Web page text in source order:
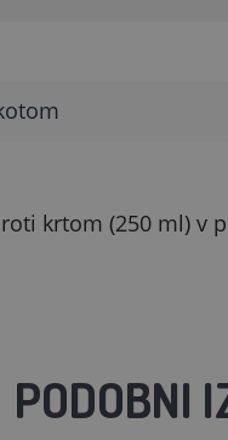
krtom (250 ml) v
PODOBNI